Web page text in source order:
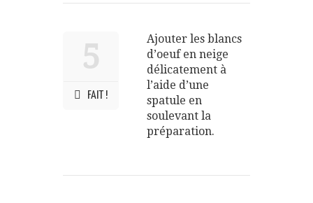
5
FAIT !
Ajouter les blancs
d’oeuf en neige
délicatement à
l’aide d’une
spatule en
soulevant la
préparation.